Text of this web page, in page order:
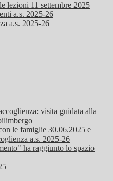
lezioni 11 settembre 2025
a.s. 2025-26
a.s. 2025-26
visita guidata alla
le famiglie 30.06.2025 e
a.s. 2025-26
ha raggiunto lo spazio